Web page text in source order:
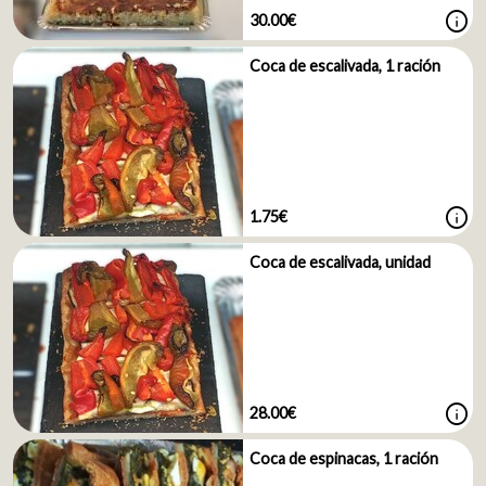
30.00€ info
Coca de escalivada, 1 ración
1.75€ info
Coca de escalivada, unidad
28.00€ info
Coca de espinacas, 1 ración